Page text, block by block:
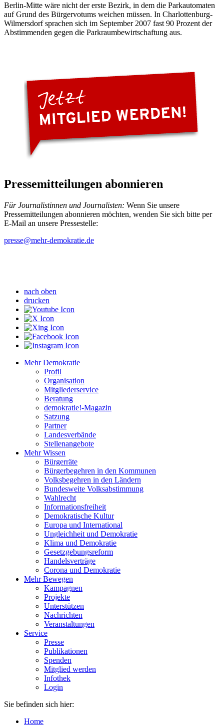
Berlin-Mitte wäre nicht der erste Bezirk, in dem die Parkautomaten
auf Grund des Bürgervotums weichen müssen. In Charlottenburg-
Wilmersdorf sprachen sich im September 2007 fast 90 Prozent der
Abstimmenden gegen die Parkraumbewirtschaftung aus.
Pressemitteilungen abonnieren
Für Journalistinnen und Journalisten: Wenn Sie unsere
Pressemitteilungen abonnieren möchten, wenden Sie sich bitte per
E-Mail an unsere Pressestelle:
presse@mehr-demokratie.de
nach oben
drucken
Mehr Demokratie
Profil
Organisation
Mitgliederservice
Beratung
demokratie!-Magazin
Satzung
Partner
Landesverbände
Stellenangebote
Mehr Wissen
Bürgerräte
Bürgerbegehren in den Kommunen
Volksbegehren in den Ländern
Bundesweite Volksabstimmung
Wahlrecht
Informationsfreiheit
Demokratische Kultur
Europa und International
Ungleichheit und Demokratie
Klima und Demokratie
Gesetzgebungsreform
Handelsverträge
Corona und Demokratie
Mehr Bewegen
Kampagnen
Projekte
Unterstützen
Nachrichten
Veranstaltungen
Service
Presse
Publikationen
Spenden
Mitglied werden
Infothek
Login
Sie befinden sich hier:
Home